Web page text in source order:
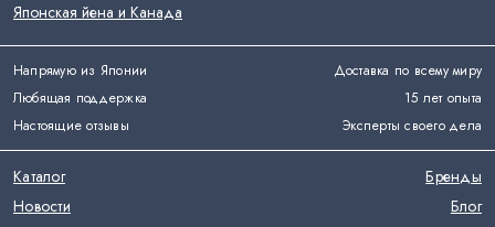
Напрямую из Японии
Доставка по всему миру
Любящая поддержка
15 лет опыта
Настоящие отзывы
Эксперты своего дела
Каталог
Бренды
Новости
Блог
Японская йена и Канада